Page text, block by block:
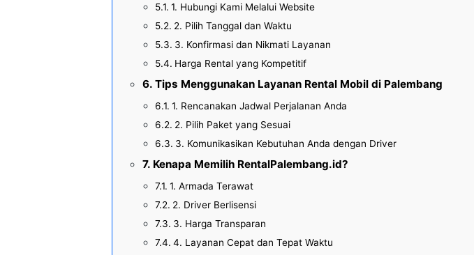
1. Hubungi Kami Melalui Website
2. Pilih Tanggal dan Waktu
3. Konfirmasi dan Nikmati Layanan
Harga Rental yang Kompetitif
Tips Menggunakan Layanan Rental Mobil di Palembang
1. Rencanakan Jadwal Perjalanan Anda
2. Pilih Paket yang Sesuai
3. Komunikasikan Kebutuhan Anda dengan Driver
Kenapa Memilih RentalPalembang.id?
1. Armada Terawat
2. Driver Berlisensi
3. Harga Transparan
4. Layanan Cepat dan Tepat Waktu